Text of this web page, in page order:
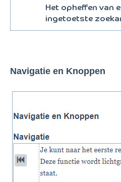
Het opheffen van
ingetoetste
Navigatie en Knoppen